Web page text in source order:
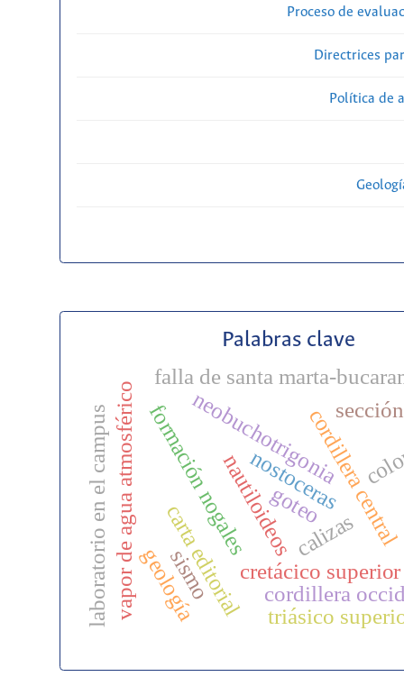
Proceso de
Directrices
Política de
Palabras clave
carta editorial
formación nogales
cretácico superior
nostoceras
neobuchotrigonia
falla de santa marta-
cordillera central
cordillera
vapor de agua atmosférico nautiloideos
triásico
calizas
goteo
laboratorio en el campus sismo
geología